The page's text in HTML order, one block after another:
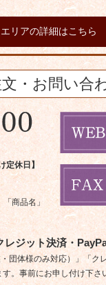
リアの詳細はこちら
・お問い合
定休日】
商品名」
レジット決済・
団体様のみ対応）」「
す。事前にお申し付け下さ